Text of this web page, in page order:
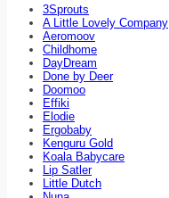
3Sprouts
A Little Lovely Company
Aeromoov
Childhome
DayDream
Done by Deer
Doomoo
Effiki
Elodie
Ergobaby
Kenguru Gold
Koala Babycare
Lip Satler
Little Dutch